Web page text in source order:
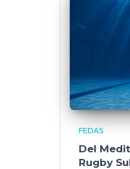
FEDAS
Del
Rugby